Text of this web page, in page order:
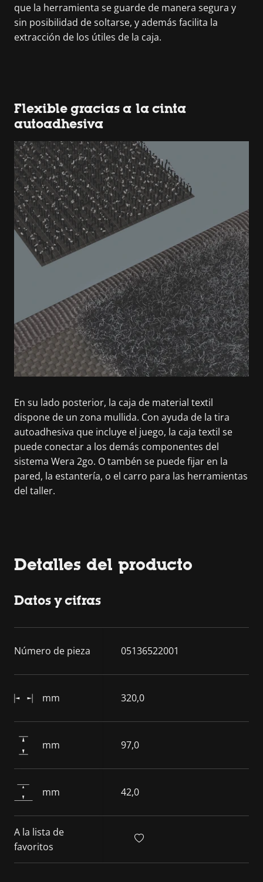
que la herramienta se guarde de manera segura y
sin posibilidad de soltarse, y además facilita la
extracción de los útiles de la caja.
Flexible gracias a la cinta
autoadhesiva
En su lado posterior, la caja de material textil
dispone de un zona mullida. Con ayuda de la tira
autoadhesiva que incluye el juego, la caja textil se
puede conectar a los demás componentes del
sistema Wera 2go. O tambén se puede fijar en la
pared, la estantería, o el carro para las herramientas
del taller.
Detalles del producto
Datos y cifras
Número de pieza 05136522001
mm 320,0
mm 97,0
mm 42,0
A la lista de
favoritos